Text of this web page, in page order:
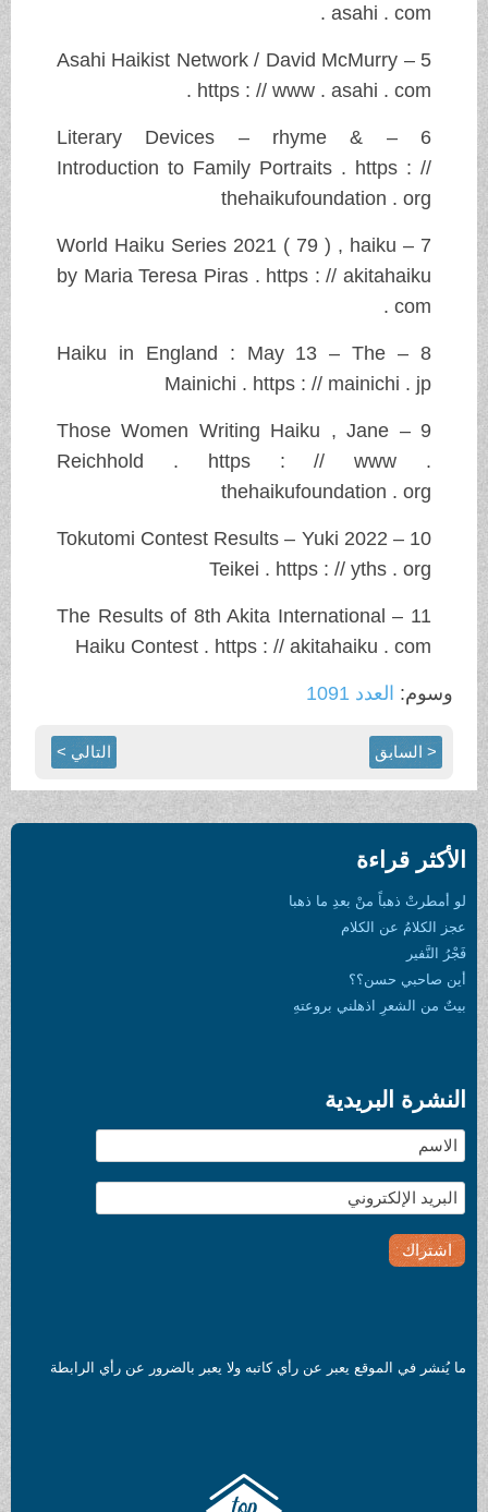
. asahi . com
5 – Asahi Haikist Network / David McMurry
. https : // www . asahi . com
6 – Literary Devices – rhyme &
Introduction to Family Portraits . https : //
thehaikufoundation . org
7 – World Haiku Series 2021 ( 79 ) , haiku
by Maria Teresa Piras . https : // akitahaiku
. com
8 – Haiku in England : May 13 – The
Mainichi . https : // mainichi . jp
9 – Those Women Writing Haiku , Jane
Reichhold . https : // www .
thehaikufoundation . org
10 – 2022 Tokutomi Contest Results – Yuki
Teikei . https : // yths . org
11 – The Results of 8th Akita International
Haiku Contest . https : // akitahaiku . com
وسوم:العدد 1091
< السابق التالي >
الأكثر قراءة
لو أمطرتْ ذهباً منْ بعدِ ما ذهبا
عجز الكلامُ عن الكلام
فَجْرُ النَّفير
أين صاحبي حسن؟؟
بيتٌ من الشعرِ اذهلني بروعتهِ
النشرة البريدية
ما يُنشر في الموقع يعبر عن رأي كاتبه ولا يعبر بالضرور عن رأي الرابطة